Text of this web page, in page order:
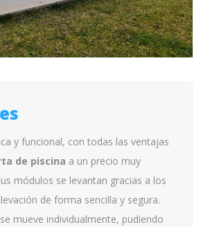
y funcional, con todas las ventajas
de piscina a un precio muy
módulos se levantan gracias a los
de forma sencilla y segura.
mueve individualmente, pudiendo